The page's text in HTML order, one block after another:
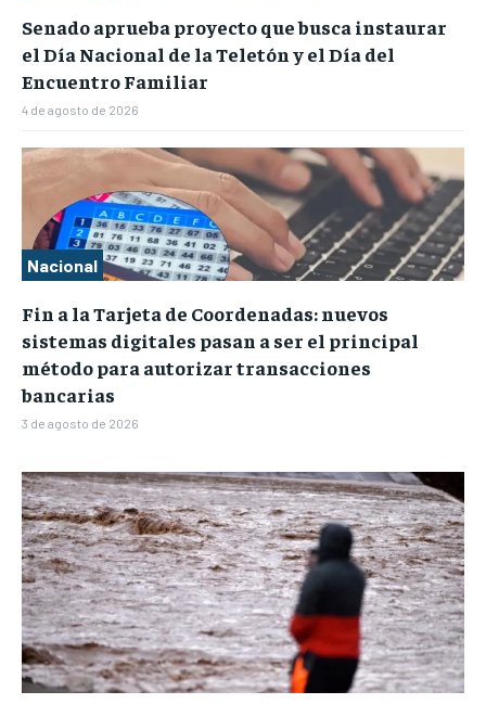
Senado aprueba proyecto que busca instaurar
el Día Nacional de la Teletón y el Día del
Encuentro Familiar
4 de agosto de 2026
Nacional
Fin a la Tarjeta de Coordenadas: nuevos
sistemas digitales pasan a ser el principal
método para autorizar transacciones
bancarias
3 de agosto de 2026